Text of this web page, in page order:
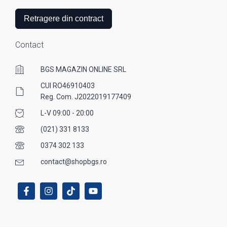
Retragere din contract
Contact
BGS MAGAZIN ONLINE SRL
CUI RO46910403
Reg. Com. J2022019177409
L-V 09:00 - 20:00
(021) 331 8133
0374 302 133
contact@shopbgs.ro